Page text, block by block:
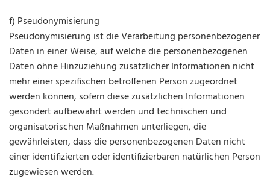
f) Pseudonymisierung
Pseudonymisierung ist die Verarbeitung personenbezogener
Daten in einer Weise, auf welche die personenbezogenen
Daten ohne Hinzuziehung zusätzlicher Informationen nicht
mehr einer spezifischen betroffenen Person zugeordnet
werden können, sofern diese zusätzlichen Informationen
gesondert aufbewahrt werden und technischen und
organisatorischen Maßnahmen unterliegen, die
gewährleisten, dass die personenbezogenen Daten nicht
einer identifizierten oder identifizierbaren natürlichen Person
zugewiesen werden.